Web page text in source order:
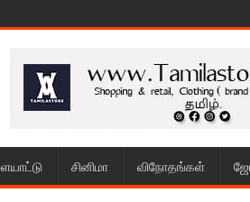
சினிமா விநோதங்கள்